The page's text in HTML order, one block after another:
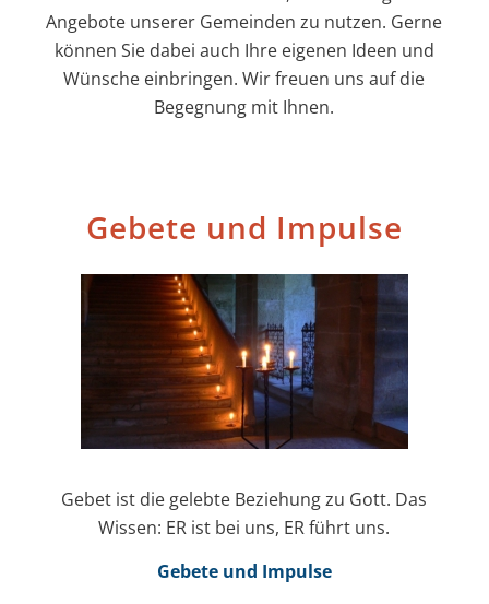
Angebote unserer Gemeinden zu nutzen. Gerne
können Sie dabei auch Ihre eigenen Ideen und
Wünsche einbringen. Wir freuen uns auf die
Begegnung mit Ihnen.
Gebete und Impulse
Gebet ist die gelebte Beziehung zu Gott. Das
Wissen: ER ist bei uns, ER führt uns.
Gebete und Impulse